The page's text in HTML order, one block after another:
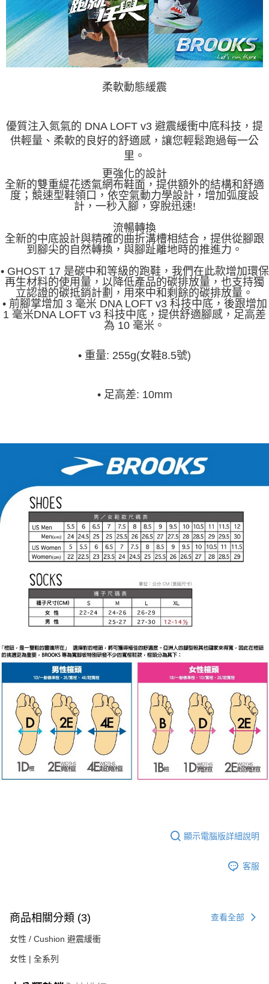
柔軟動態緩震
優質注入氮氣的 DNA LOFT v3 避震緩衝中底科技，提
供輕量、柔軟的良好的舒適感，讓您輕鬆跑過每一公
里。
更強化的設計
全新的雙重緹花透氣網布鞋面，提供額外的結構和舒適
度；競速型鞋領口，依空氣動力學設計，增加弧度設
計，一秒入腳，穿脫迅速!
流暢轉換
全新的中底設計與精確的曲折溝槽相結合，提供從腳跟
到腳尖的自 然轉換，與腳趾離地時的推進力。
• GHOST 17 是碳中和等級的跑鞋，我們在此款增加環保
再生材料的使用量，以降低產品的碳排放量，也支持獨
立認證的碳抵銷計劃，用來中和剩餘的碳排放量。
• 前腳掌增加 3 毫米 DNA LOFT v3 科技中底，後跟增加
1 毫米DNA LOFT v3 科技中底，提供舒適腳感，足高差
為 10 毫米。
• 重量: 255g(女鞋8.5號)
• 足高差: 10mm
顯示電腦版詳細說明
客服
商品相關分類 (3) 查看全部
女性 / Cushion 避震緩衝
女性 | 全系列